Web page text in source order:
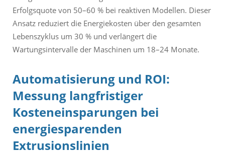
Erfolgsquote von 50–60 % bei reaktiven Modellen. Dieser
Ansatz reduziert die Energiekosten über den gesamten
Lebenszyklus um 30 % und verlängert die
Wartungsintervalle der Maschinen um 18–24 Monate.
Automatisierung und ROI:
Messung langfristiger
Kosteneinsparungen bei
energiesparenden
Extrusionslinien